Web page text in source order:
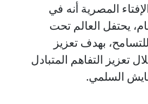
المصرية أنه في
يحتفل العالم تحت
بهدف تعزيز
تعزيز التفاهم المتبادل
السلمي.